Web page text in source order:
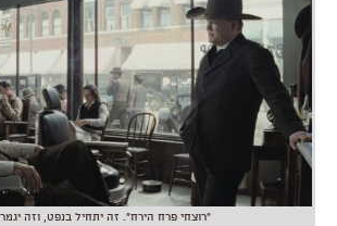
"רוצחי פרח הירח". זה יתחיל בנפט, וזה